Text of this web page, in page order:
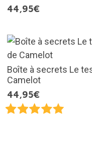
44,95€
Boîte à secrets Le
Camelot
44,95€